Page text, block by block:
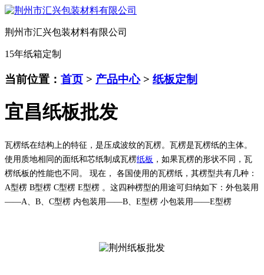
荆州市汇兴包装材料有限公司
15年纸箱定制
当前位置： 首页 > 产品中心> 纸板定制
宜昌纸板批发
瓦楞纸在结构上的特征，是压成波纹的瓦楞。瓦楞是瓦楞纸的主体。
使用质地相同的面纸和芯纸制成瓦楞纸板 ，如果瓦楞的形状不同，瓦
楞纸板的性能也不同。
现在， 各国使用的瓦楞纸，其楞型共有几种：
A型楞 B型楞 C型楞 E型楞 。 这四种楞型的用途可归纳如下：外包装用
——A
B C型楞 内包装用——B E型楞 小包装用——E型楞